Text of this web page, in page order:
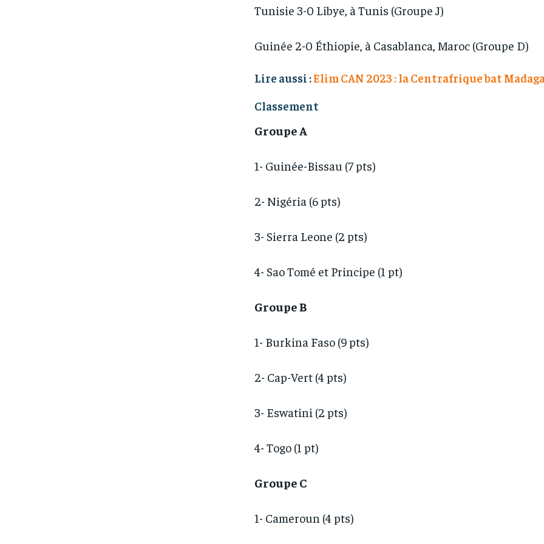
Tunisie 3-0 Libye, à Tunis (Groupe J)
Guinée 2-0 Éthiopie, à Casablanca, Maroc (Groupe D)
Lire aussi :Elim CAN 2023 : la Centrafrique bat
Classement
Groupe A
1- Guinée-Bissau (7 pts)
2- Nigéria (6 pts)
3- Sierra Leone (2 pts)
4- Sao Tomé et Principe (1 pt)
Groupe B
1- Burkina Faso (9 pts)
2- Cap-Vert (4 pts)
3- Eswatini (2 pts)
4- Togo (1 pt)
Groupe C
1- Cameroun (4 pts)